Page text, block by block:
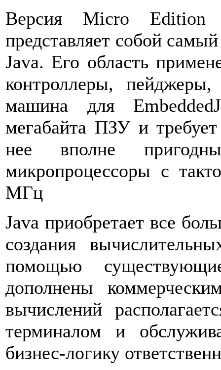
Версия Micro Edition
представляет собой
Java. Его область
контроллеры,
машина для
мегабайта ПЗУ и
нее вполне
микропроцессоры с
МГц
Java приобретает все
создания
помощью
дополнены
вычислений
терминалом и
бизнес-логику